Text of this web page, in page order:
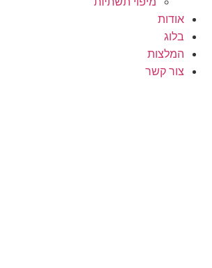
אודות
בלוג
המלצות
צור קשר